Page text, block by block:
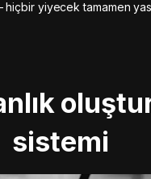
hiçbir yiyecek tamamen
sistemi